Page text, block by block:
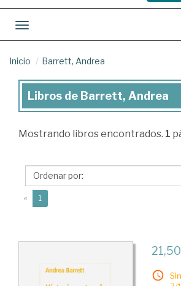
Toggle navigation
Inicio Barrett, Andrea
Libros
Barrett,
Libros de Barrett, Andrea
Mostrando libros encontrados. 1
« 1